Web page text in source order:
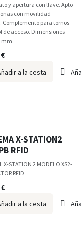
deseos
y apertura con llave. Apto
con movilidad
Complemento para tornos
de acceso. Dimensiones
mm.
a la cesta
X-STATION2
RFID
X-STATION 2 MODELO XS2-
RFID
a la cesta